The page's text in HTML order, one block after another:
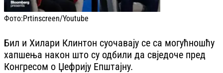
Фото:Prtinscreen/Youtube
Бил и Хилари Клинтон суочавају се са могућношћу
хапшења након што су одбили да свједоче пред
Конгресом о Џефрију Епштајну.